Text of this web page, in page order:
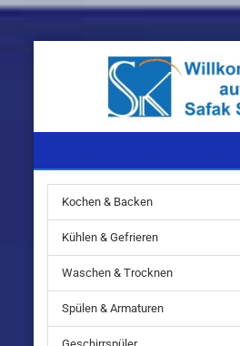
Kochen & Backen
Kühlen & Gefrieren
Waschen & Trocknen
Spülen & Armaturen